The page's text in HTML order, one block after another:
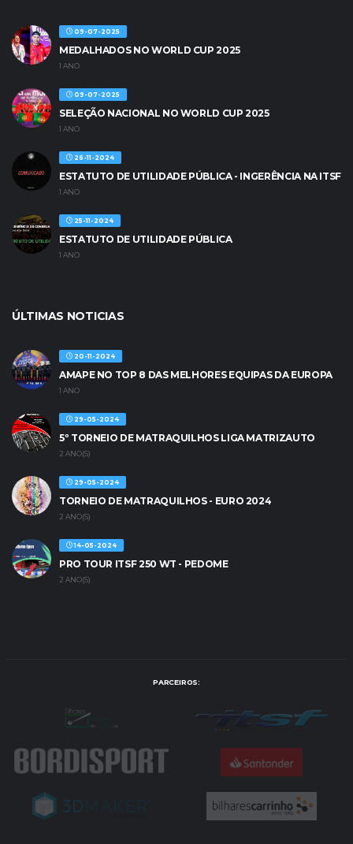
09-07-2025
MEDALHADOS NO WORLD CUP 2025
1 ANO
09-07-2025
SELEÇÃO NACIONAL NO WORLD CUP 2025
1 ANO
26-11-2024
ESTATUTO DE UTILIDADE PÚBLICA - INGERÊNCIA NA ITSF
1 ANO
25-11-2024
ESTATUTO DE UTILIDADE PÚBLICA
1 ANO
ÚLTIMAS NOTICIAS
20-11-2024
AMAPE NO TOP 8 DAS MELHORES EQUIPAS DA EUROPA
1 ANO
29-05-2024
5º TORNEIO DE MATRAQUILHOS LIGA MATRIZAUTO
2 ANO(S)
29-05-2024
TORNEIO DE MATRAQUILHOS - EURO 2024
2 ANO(S)
14-05-2024
PRO TOUR ITSF 250 WT - PEDOME
2 ANO(S)
PARCEIROS: